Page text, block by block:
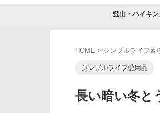
登山・ハイキン
HOME > シンプルライフ暮
シンプルライフ愛用品
長い暗い冬と